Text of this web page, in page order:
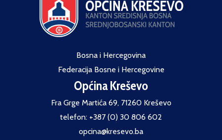
Bosna i Hercegovina
Federacija Bosne i Hercegovine
Općina Kreševo
Fra Grge Martića 69, 71260 Kreševo
telefon: +387 (0) 30 806 602
opcina@kresevo.ba